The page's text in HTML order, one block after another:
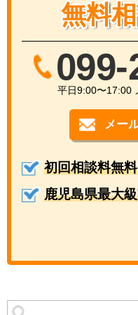
無料
平日9:00〜17:00
メー
初回相談料無料
鹿児島県最大